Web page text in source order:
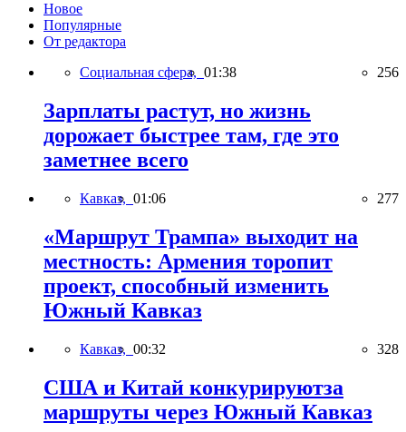
Новое
Популярные
От редактора
Социальная сфера, 01:38 256
Зарплаты растут, но жизнь
дорожает быстрее там, где это
заметнее всего
Кавказ, 01:06 277
«Маршрут Трампа» выходит на
местность: Армения торопит
проект, способный изменить
Южный Кавказ
Кавказ, 00:32 328
США и Китай конкурируютза
маршруты через Южный Кавказ